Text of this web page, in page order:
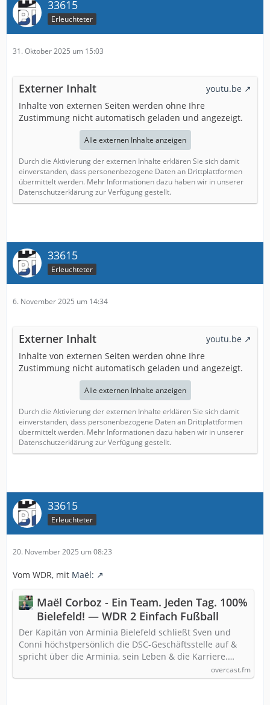
33615
Erleuchteter
31. Oktober 2025 um 15:03
Externer Inhalt
youtu.be
Inhalte von externen Seiten werden ohne Ihre
Zustimmung nicht automatisch geladen und angezeigt.
Alle externen Inhalte anzeigen
Durch die Aktivierung der externen Inhalte erklären Sie sich damit
einverstanden, dass personenbezogene Daten an Drittplattformen
übermittelt werden. Mehr Informationen dazu haben wir in unserer
Datenschutzerklärung zur Verfügung gestellt.
33615
Erleuchteter
6. November 2025 um 14:34
Externer Inhalt
youtu.be
Inhalte von externen Seiten werden ohne Ihre
Zustimmung nicht automatisch geladen und angezeigt.
Alle externen Inhalte anzeigen
Durch die Aktivierung der externen Inhalte erklären Sie sich damit
einverstanden, dass personenbezogene Daten an Drittplattformen
übermittelt werden. Mehr Informationen dazu haben wir in unserer
Datenschutzerklärung zur Verfügung gestellt.
33615
Erleuchteter
20. November 2025 um 08:23
Vom WDR, mit Maël:
Maël Corboz - Ein Team. Jeden Tag. 100%
Bielefeld! — WDR 2 Einfach Fußball
Der Kapitän von Arminia Bielefeld schließt Sven und
Conni höchstpersönlich die DSC-Geschäftsstelle auf &
spricht über die Arminia, sein Leben & die Karriere.…
overcast.fm